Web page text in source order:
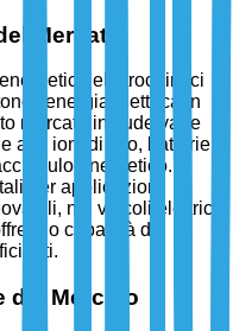
Mercato
elettrochimici
l'energia elettrica in
mercato include varie
agli ioni di litio, batterie
energetico.
per applicazioni
nei veicoli elettrici
capacità di
del Mercato